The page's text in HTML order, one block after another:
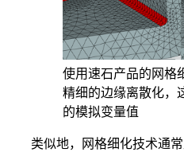
使用速石产品的网格
精细的边缘离散化，
的模拟变量值
类似地，网格细化技术通